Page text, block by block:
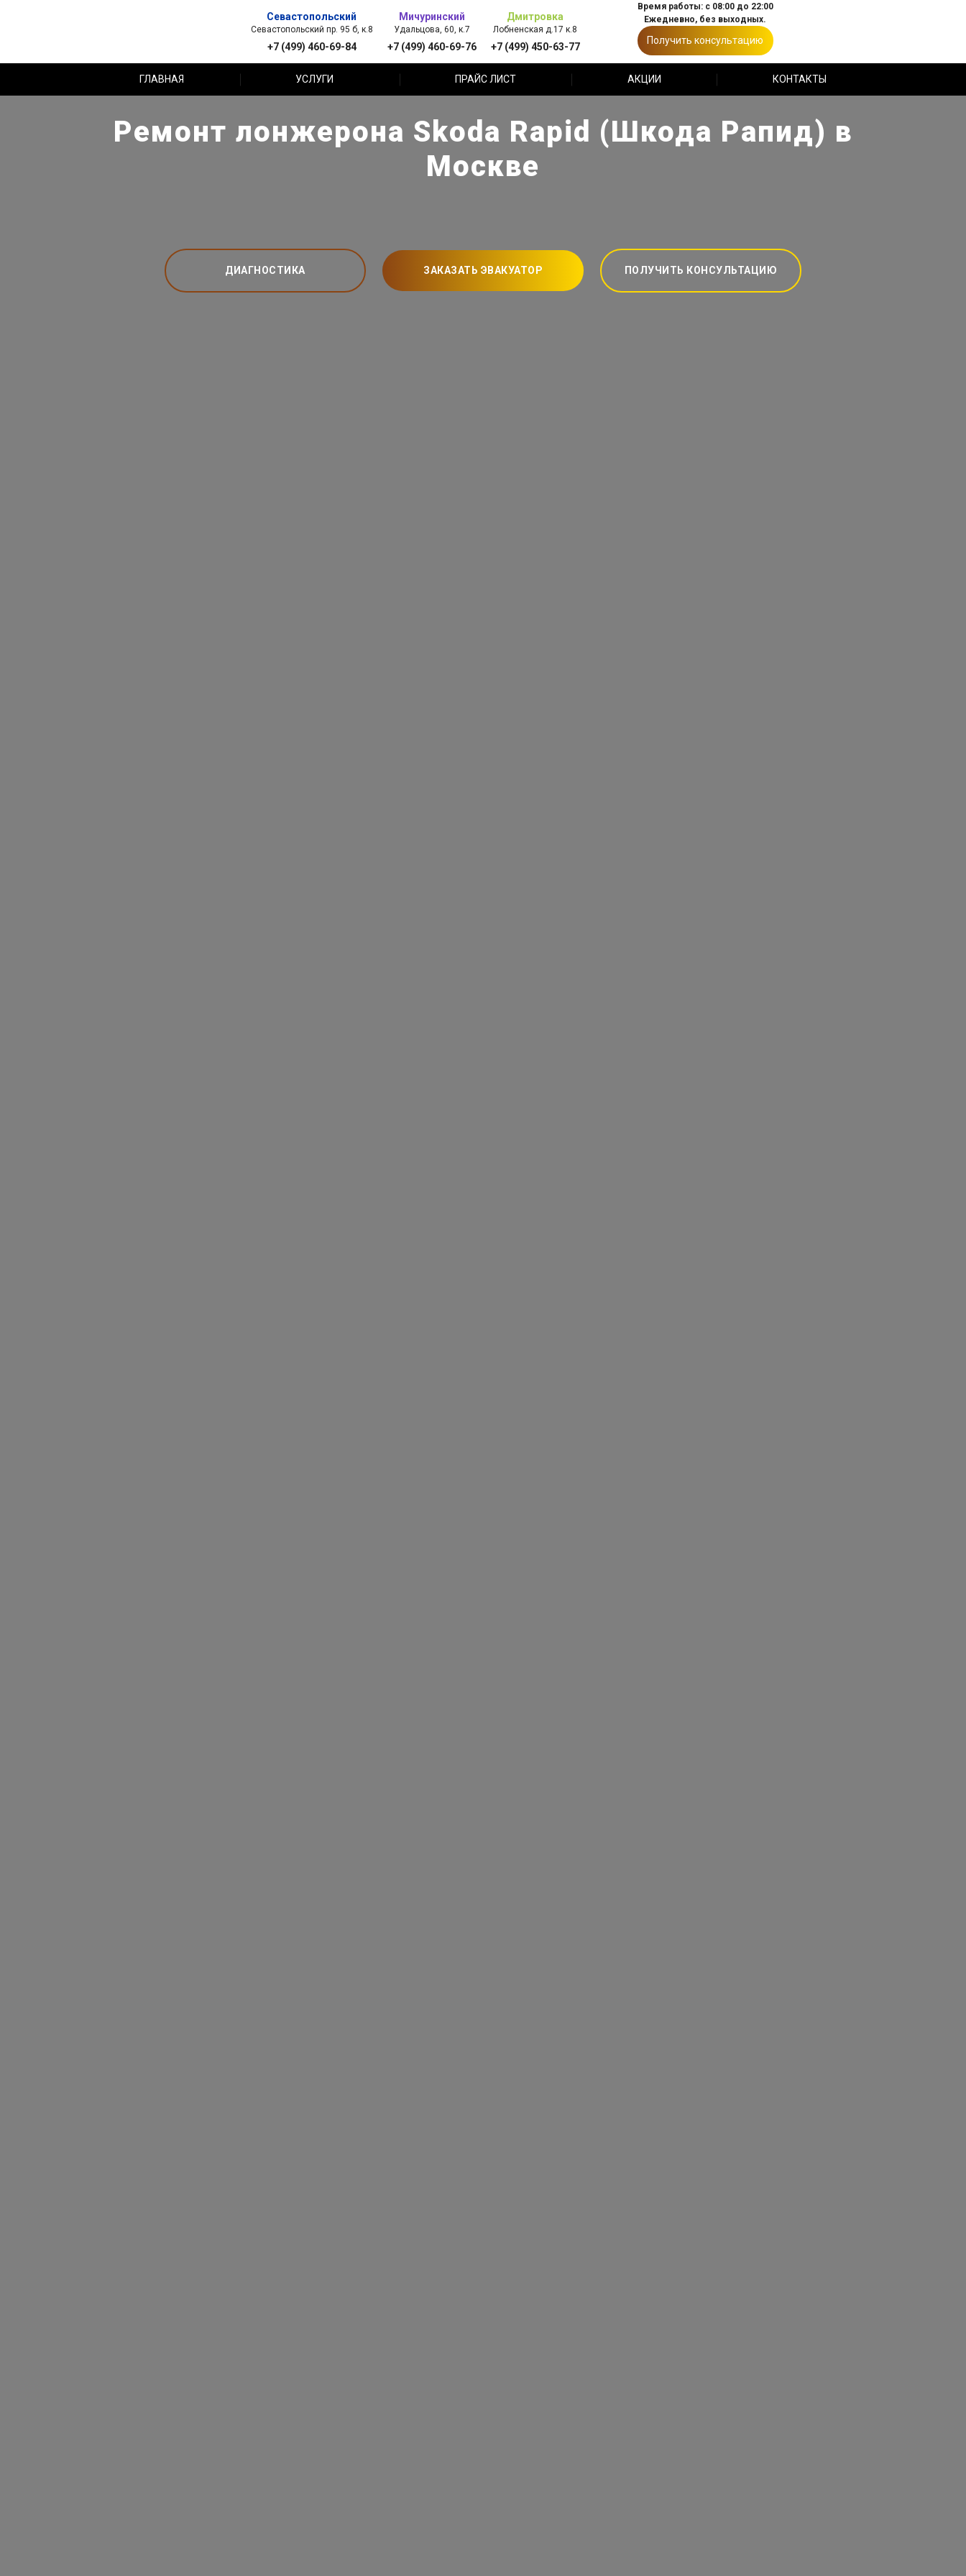
Севастопольский
Севастопольский пр. 95 б, к.8
+7 (499) 460-69-84
Мичуринский
Удальцова, 60, к.7
+7 (499) 460-69-76
Дмитровка
Лобненская д.17 к.8
+7 (499) 450-63-77
Время работы: с 08:00 до 22:00
Ежедневно, без выходных.
Получить консультацию
ГЛАВНАЯ УСЛУГИ ПРАЙС ЛИСТ АКЦИИ КОНТАКТЫ
Ремонт лонжерона Skoda Rapid (Шкода Рапид) в
Москве
ДИАГНОСТИКА ЗАКАЗАТЬ ЭВАКУАТОР ПОЛУЧИТЬ КОНСУЛЬТАЦИЮ